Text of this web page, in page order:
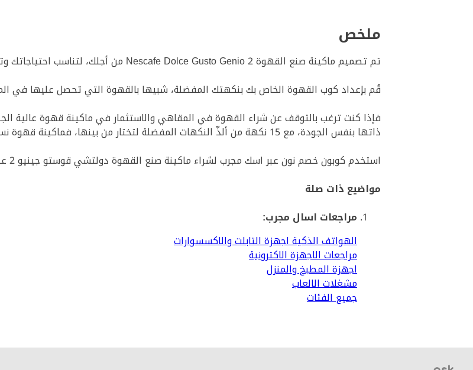
ملخص
تم تصميم ماكينة صنع القهوة Nescafe Dolce Gusto Genio 2 من أجلك، لتناسب احتياجاتك وتفضيلات القهوة الخاصة بك.
قُم بإعداد كوب القهوة الخاص بك بنكهتك المفضلة، شبيها بالقهوة التي تحصل عليها في
فإذا كنت ترغب بالتوقف عن شراء القهوة في المقاهي والاستثمار في ماكينة قهوة عالية
ذاتها بنفس الجودة، مع 15 نكهة من ألذّ النكهات المفضلة لتختار من بينها، فماكينة قهوة نسكافيه دولتشي غوستو جينيو 2 هي ما تحتاجه!
استخدم كوبون خصم نون عبر اسك مجرب لشراء ماكينة صنع القهوة دولتشي قوستو جينيو 2 على موقع نون ووفّر الكثير من المال!
مواضيع ذات صلة
مراجعات اسال مجرب:
الهواتف الذكية اجهزة التابلت والاكسسوارات
مراجعات الاجهزة الاكترونية
اجهزة المطبخ والمنزل
مشغلات الالعاب
جميع الفئات